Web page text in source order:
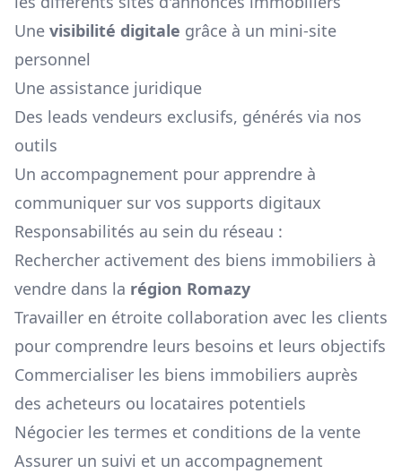
Une visibilité digitale grâce à un mini-site
personnel
Une assistance juridique
Des leads vendeurs exclusifs, générés via nos
outils
Un accompagnement pour apprendre à
communiquer sur vos supports digitaux
Responsabilités au sein du réseau :
Rechercher activement des biens immobiliers à
vendre dans la région Romazy
Travailler en étroite collaboration avec les clients
pour comprendre leurs besoins et leurs objectifs
Commercialiser les biens immobiliers auprès
des acheteurs ou locataires potentiels
Négocier les termes et conditions de la vente
Assurer un suivi et un accompagnement